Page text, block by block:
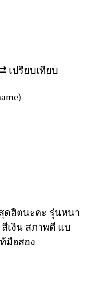
เปรียบเทียบ
ดฮิตนะคะ รุ่นหนา
เงิน สภาพดี แบ
มือสอง